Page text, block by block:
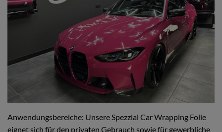
Anwendungsbereiche: Unsere Spezzial Car Wrapping Folie
eignet sich für den privaten Gebrauch sowie für gewerbliche